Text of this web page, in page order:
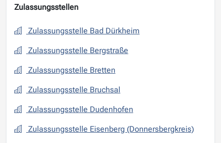
Zulassungsstellen
Zulassungsstelle Bad Dürkheim
Zulassungsstelle Bergstraße
Zulassungsstelle Bretten
Zulassungsstelle Bruchsal
Zulassungsstelle Dudenhofen
Zulassungsstelle Eisenberg (Donnersbergkreis)